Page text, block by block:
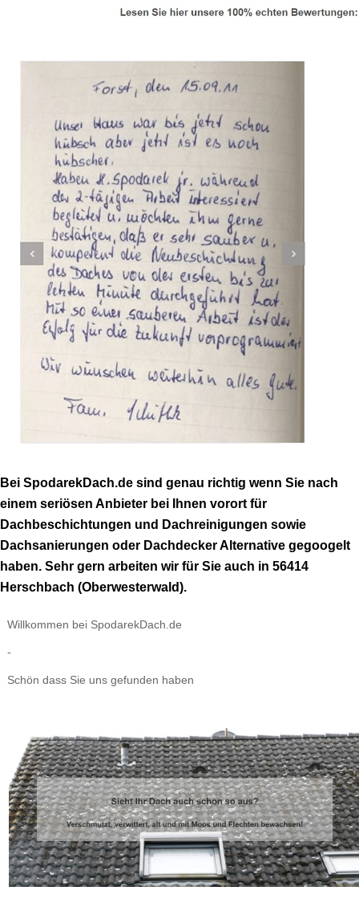
Bei SpodarekDach.de sind genau richtig wenn Sie nach
einem seriösen Anbieter bei Ihnen vorort für
Dachbeschichtungen und Dachreinigungen sowie
Dachsanierungen oder Dachdecker Alternative gegoogelt
haben. Sehr gern arbeiten wir für Sie auch in 56414
Herschbach (Oberwesterwald).
Willkommen bei SpodarekDach.de
-
Schön dass Sie uns gefunden haben